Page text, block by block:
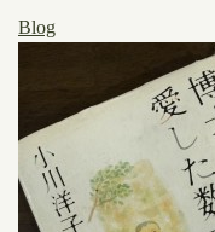
Blog